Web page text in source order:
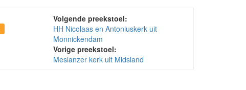
Volgende preekstoel:
HH Nicolaas en Antoniuskerk uit
Monnickendam
Vorige preekstoel:
Meslanzer kerk uit Midsland